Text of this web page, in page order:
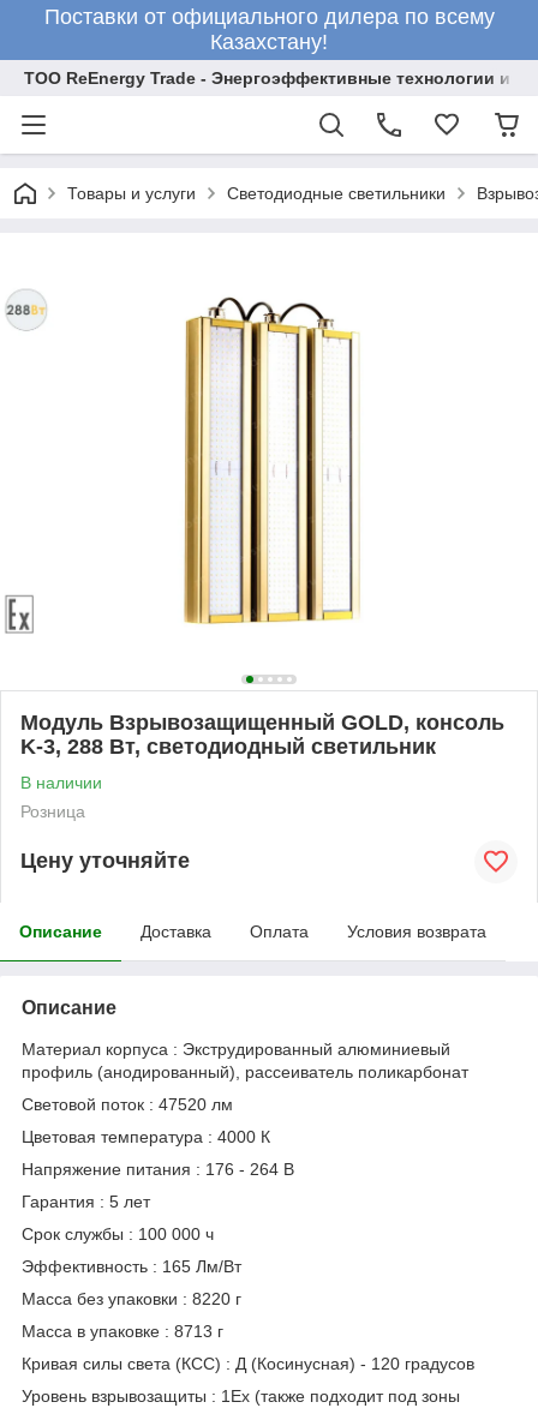
Поставки от официального дилера по всему
Казахстану!
ТОО ReEnergy Trade - Энергоэффективные технологии и
Товары и услуги Светодиодные светильники
Модуль Взрывозащищенный GOLD, консоль
K-3, 288 Вт, светодиодный светильник
В наличии
Розница
Цену уточняйте
Описание Доставка Оплата Условия возврата
Описание
Материал корпуса : Экструдированный алюминиевый
профиль (анодированный), рассеиватель поликарбонат
Световой поток : 47520 лм
Цветовая температура : 4000 К
Напряжение питания : 176 - 264 В
Гарантия : 5 лет
Срок службы : 100 000 ч
Эффективность : 165 Лм/Вт
Масса без упаковки : 8220 г
Масса в упаковке : 8713 г
Кривая силы света (КСС) : Д (Косинусная) - 120 градусов
Уровень взрывозащиты : 1Ex (также подходит под зоны